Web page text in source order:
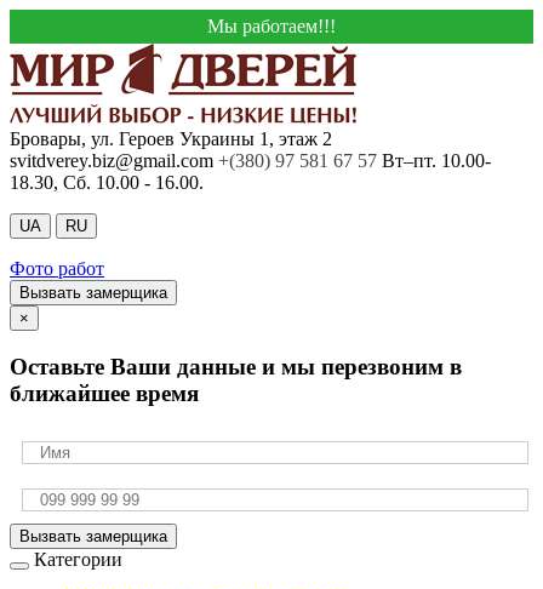
Мы работаем!!!
Бровары, ул. Героев Украины 1, этаж 2
svitdverey.biz@gmail.com +(380) 97 581 67 57 Вт–пт. 10.00-
18.30, Сб. 10.00 - 16.00.
UA RU
Фото работ
Вызвать замерщика
×
Оставьте Ваши данные и мы перезвоним в
ближайшее время
Вызвать замерщика
Категории